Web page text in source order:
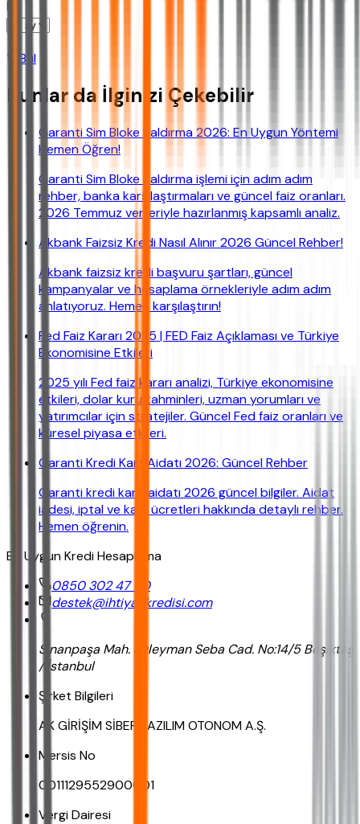
Bul
Bunlar da İlginizi Çekebilir
Garanti Sim Bloke Kaldırma 2026: En Uygun Yöntemi
Hemen Öğren!
Garanti Sim Bloke Kaldırma işlemi için adım adım
rehber, banka karşılaştırmaları ve güncel faiz oranları.
2026 Temmuz verileriyle hazırlanmış kapsamlı analiz.
Akbank Faizsiz Kredi Nasıl Alınır 2026 Güncel Rehber!
Akbank faizsiz kredi başvuru şartları, güncel
kampanyalar ve hesaplama örnekleriyle adım adım
anlatıyoruz. Hemen karşılaştırın!
Fed Faiz Kararı 2025 | FED Faiz Açıklaması ve Türkiye
Ekonomisine Etkileri
2025 yılı Fed faiz kararı analizi, Türkiye ekonomisine
etkileri, dolar kuru tahminleri, uzman yorumları ve
yatırımcılar için stratejiler. Güncel Fed faiz oranları ve
küresel piyasa etkileri.
Garanti Kredi Kart Aidatı 2026: Güncel Rehber
Garanti kredi kartı aidatı 2026 güncel bilgiler. Aidat
iadesi, iptal ve kart ücretleri hakkında detaylı rehber.
Hemen öğrenin.
En Uygun Kredi Hesaplama
0850 302 47 90
destek@ihtiyackredisi.com
Sinanpaşa Mah. Süleyman Seba Cad. No:14/5 Beşiktaş
/ İstanbul
Şirket Bilgileri
AK GİRİŞİM SİBER YAZILIM OTONOM A.Ş.
Mersis No
0011129552900001
Vergi Dairesi